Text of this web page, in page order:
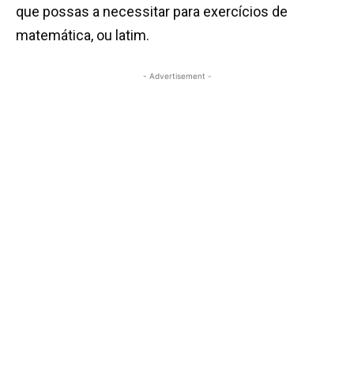
que possas a necessitar para exercícios de
matemática, ou latim.
- Advertisement -